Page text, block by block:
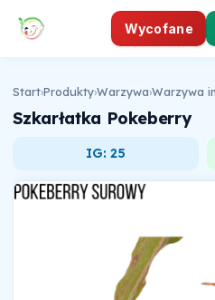
Wycofane
Start›Produkty›Warzywa›Warzywa
Szkarłatka Pokeberry
IG: 25